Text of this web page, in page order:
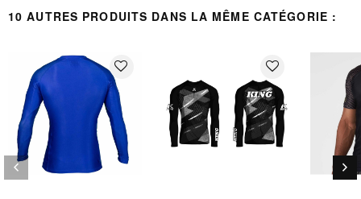
Manches raglan pour une liberté de mouvement maximale
Maille sportive légère offrant confort et résistance
Absorption de l'humidité et séchage rapide
Impression par sublimation pour un design durable et
inaltérable
Composition : 100% polyester
10 AUTRES PRODUITS DANS LA MÊME CATÉGORIE :
favorite_border favorite_border
Précédent
keyboard_arrow_left keyboard_arrow_right